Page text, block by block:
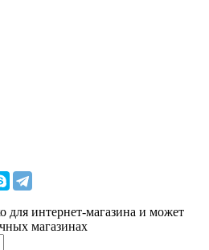
для интернет-магазина и может
магазинах